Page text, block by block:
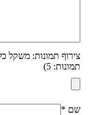
תמונות: 5)
שם *